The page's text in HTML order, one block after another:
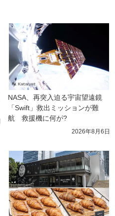
NASA、再突入迫る宇宙望遠鏡
「Swift」救出ミッションが難
航　救援機に何が?
2026年8月6日